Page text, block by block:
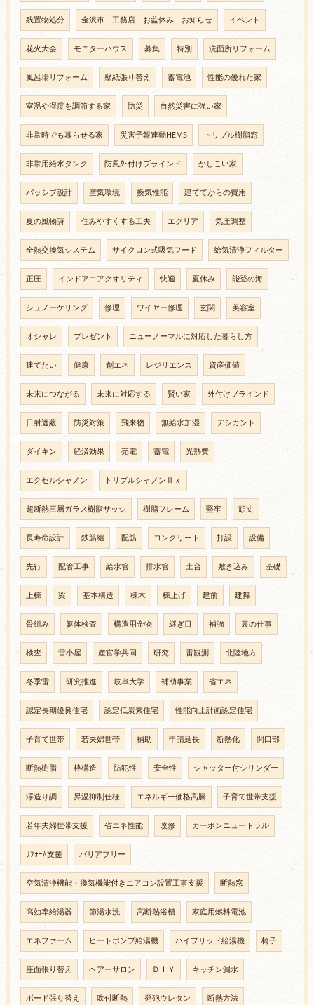
残置物処分 金沢市 工務店 お盆休み お知らせ イベント
花火大会 モニターハウス 募集 特別 洗面所リフォーム
風呂場リフォーム 壁紙張り替え 蓄電池 性能の優れた家
室温や湿度を調節する家 防災 自然災害に強い家
非常時でも暮らせる家 災害予報連動HEMS トリプル樹脂窓
非常用給水タンク 防風外付けブラインド かしこい家
パッシブ設計 空気環境 換気性能 建ててからの費用
夏の風物詩 住みやすくする工夫 エクリア 気圧調整
全熱交換気システム サイクロン式吸気フード 給気清浄フィルター
正圧 インドアエアクオリティ 快適 夏休み 能登の海
シュノーケリング 修理 ワイヤー修理 玄関 美容室
オシャレ プレゼント ニューノーマルに対応した暮らし方
建てたい 健康 創エネ レジリエンス 資産価値
未来につながる 未来に対応する 賢い家 外付けブラインド
日射遮蔽 防災対策 飛来物 無給水加湿 デシカント
ダイキン 経済効果 売電 蓄電 光熱費
エクセルシャノン トリプルシャノンⅡｘ
超断熱三層ガラス樹脂サッシ 樹脂フレーム 堅牢 頑丈
長寿命設計 鉄筋組 配筋 コンクリート 打設 設備
先行 配管工事 給水管 排水管 土台 敷き込み 基礎
上棟 梁 基本構造 棟木 棟上げ 建前 建舞
骨組み 躯体検査 構造用金物 継ぎ目 補強 裏の仕事
検査 雷小屋 産官学共同 研究 雷観測 北陸地方
冬季雷 研究推進 岐阜大学 補助事業 省エネ
認定長期優良住宅 認定低炭素住宅 性能向上計画認定住宅
子育て世帯 若夫婦世帯 補助 申請延長 断熱化 開口部
断熱樹脂 枠構造 防犯性 安全性 シャッター付シリンダー
浮造り調 昇温抑制仕様 エネルギー価格高騰 子育て世帯支援
若年夫婦世帯支援 省エネ性能 改修 カーボンニュートラル
ﾘﾌｫｰﾑ支援 バリアフリー
空気清浄機能・換気機能付きエアコン設置工事支援 断熱窓
高効率給湯器 節湯水洗 高断熱浴槽 家庭用燃料電池
エネファーム ヒートポンプ給湯機 ハイブリッド給湯機 椅子
座面張り替え ヘアーサロン ＤＩＹ キッチン漏水
ボード張り替え 吹付断熱 発砲ウレタン 断熱方法